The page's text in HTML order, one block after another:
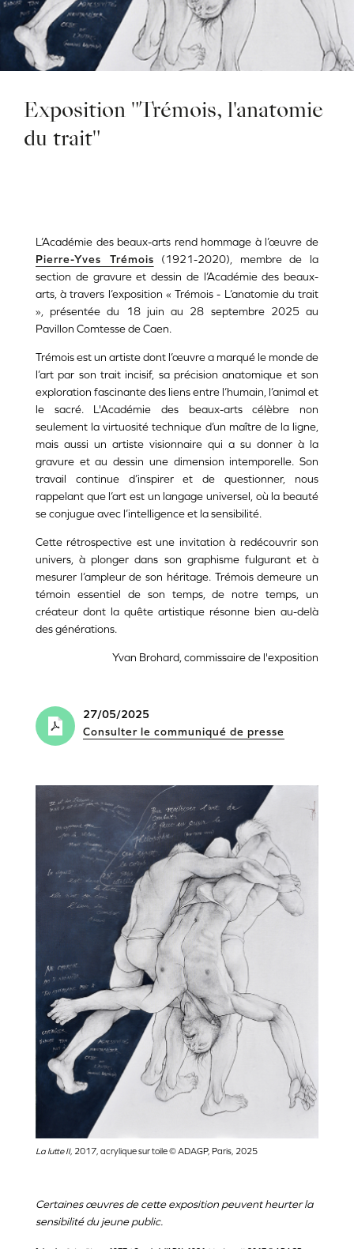
Exposition "Trémois, l'anatomie
du trait"
L’Académie des beaux-arts rend hommage à l’œuvre de
Pierre-Yves Trémois (1921-2020), membre de la
section de gravure et dessin de l’Académie des beaux-
arts, à travers l’exposition « Trémois - L’anatomie du trait
», présentée du 18 juin au 28 septembre 2025 au
Pavillon Comtesse de Caen.
Trémois est un artiste dont l’œuvrea marqué le monde de
l’art par son trait incisif, sa précision anatomique et son
exploration fascinante des liens entre l’humain, l’animal et
le sacré. L'Académie des beaux-arts célèbre non
seulement la virtuosité technique d’un maître de la ligne,
mais aussi un artiste visionnaire qui a su donner à la
gravure et au dessin une dimension intemporelle. Son
travail continue d’inspirer et de questionner, nous
rappelant que l’art est un langage universel, où la beauté
se conjugue avec l’intelligence et la sensibilité.
Cette rétrospective est une invitation à redécouvrir son
univers, à plonger dans son graphisme fulgurant et à
mesurer l’ampleur de son héritage. Trémois demeure un
témoin essentiel de son temps, de notre temps, un
créateur dont la quête artistique résonne bien au-delà
des générations.
Yvan Brohard, commissaire de l'exposition
27/05/2025
Consulter le communiqué de presse
La lutte II, 2017, acrylique sur toile © ADAGP, Paris, 2025
Certaines œuvres de cette exposition peuvent heurter la
sensibilité du jeune public.